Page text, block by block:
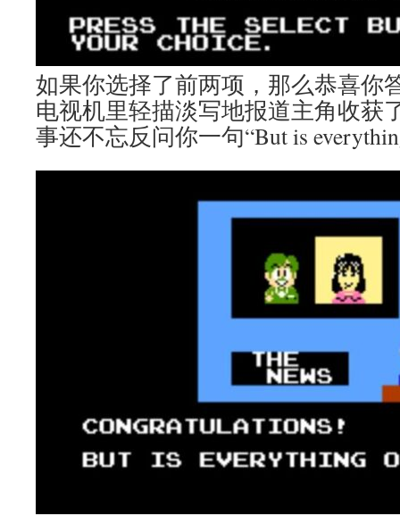
如果你选择了前两项，那么恭喜你
电视机里轻描淡写地报道主角收获
事还不忘反问你一句“But is